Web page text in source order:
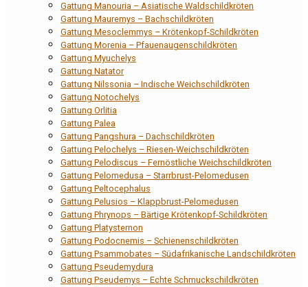
Gattung Manouria – Asiatische Waldschildkröten
Gattung Mauremys – Bachschildkröten
Gattung Mesoclemmys – Krötenkopf-Schildkröten
Gattung Morenia – Pfauenaugenschildkröten
Gattung Myuchelys
Gattung Natator
Gattung Nilssonia – Indische Weichschildkröten
Gattung Notochelys
Gattung Orlitia
Gattung Palea
Gattung Pangshura – Dachschildkröten
Gattung Pelochelys – Riesen-Weichschildkröten
Gattung Pelodiscus – Fernöstliche Weichschildkröten
Gattung Pelomedusa – Starrbrust-Pelomedusen
Gattung Peltocephalus
Gattung Pelusios – Klappbrust-Pelomedusen
Gattung Phrynops – Bärtige Krötenkopf-Schildkröten
Gattung Platysternon
Gattung Podocnemis – Schienenschildkröten
Gattung Psammobates – Südafrikanische Landschildkröten
Gattung Pseudemydura
Gattung Pseudemys – Echte Schmuckschildkröten